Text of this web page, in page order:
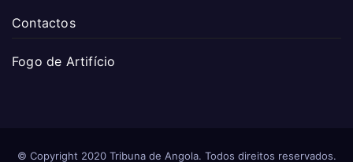
Contactos
Fogo de Artifício
© Copyright 2020 Tribuna de Angola. Todos direitos reservados.